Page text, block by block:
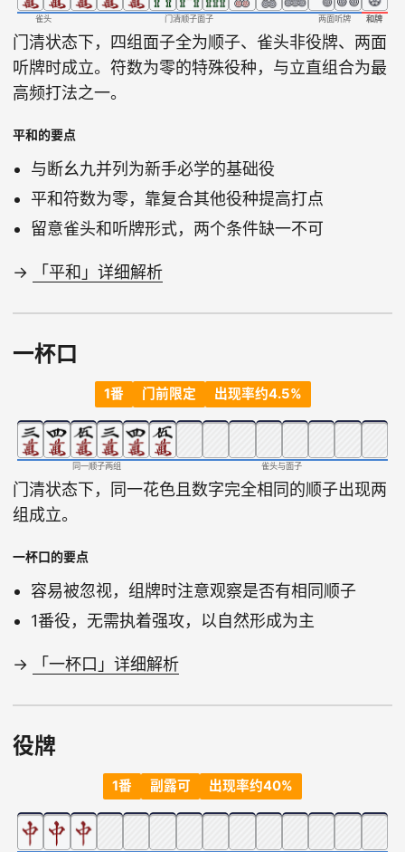
雀头 门清顺子面子 两面听牌 和牌
门清状态下，四组面子全为顺子、雀头非役牌、两面
听牌时成立。符数为零的特殊役种，与立直组合为最
高频打法之一。
平和的要点
与断幺九并列为新手必学的基础役
平和符数为零，靠复合其他役种提高打点
留意雀头和听牌形式，两个条件缺一不可
→ 「平和」详细解析
一杯口
1番 门前限定 出现率约4.5%
同一顺子两组 雀头与面子
门清状态下，同一花色且数字完全相同的顺子出现两
组成立。
一杯口的要点
容易被忽视，组牌时注意观察是否有相同顺子
1番役，无需执着强攻，以自然形成为主
→ 「一杯口」详细解析
役牌
1番 副露可 出现率约40%